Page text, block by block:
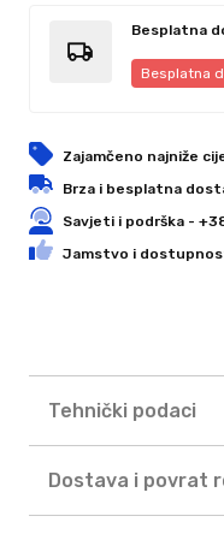
Besplatna
Besplatna
Zajamčeno najniže
Brza i besplatna
Savjeti i podrška -
Jamstvo i
Tehnički podaci
Dostava i povrat